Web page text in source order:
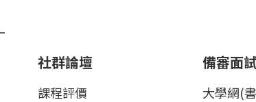
社群論壇
課程評價
備審面
大學網(